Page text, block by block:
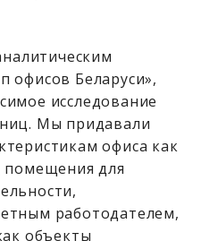
офисов Беларуси»,
исследование
Мы придавали
офиса как
помещения для
работодателем,
объекты